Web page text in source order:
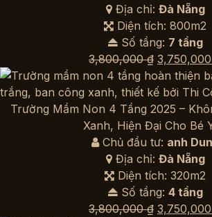
Địa chỉ: Đà Nẵng
Diện tích: 800m2
Số tầng: 7 tầng
3,800,000₫ Giá
gốc
là:
3,800,000
3,750,000
Trường Mầm Non 4 Tầng 2025 –
Xanh, Hiện Đại Cho Bé
Chủ đầu tư: anh
Địa chỉ: Đà Nẵng
Diện tích: 320m2
Số tầng: 4 tầng
3,800,000₫ Giá
3,750,000